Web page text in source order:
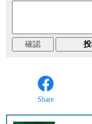
Share